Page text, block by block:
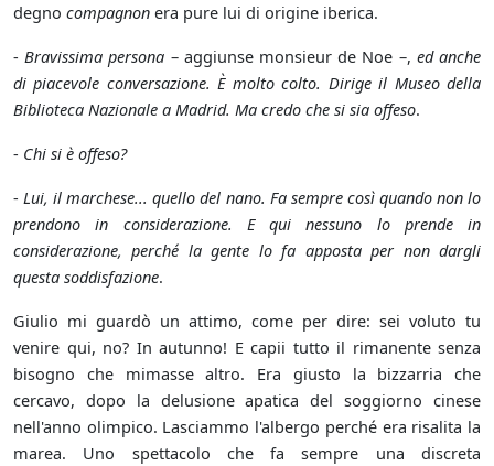
degno compagnon era pure lui di origine iberica.
-Bravissima persona – aggiunse monsieur de Noe –, ed anche
di piacevole conversazione. È molto colto. Dirige il Museo della
Biblioteca Nazionale a Madrid. Ma credo che si sia offeso.
- Chi si è offeso?
-Lui, il marchese... quello del nano. Fa sempre così quando non lo
prendono in considerazione. E qui nessuno lo prende in
considerazione, perché la gente lo fa apposta per non dargli
questa soddisfazione.
Giulio mi guardò un attimo, come per dire: sei voluto tu
venire qui, no? In autunno! E capii tutto il rimanente senza
bisogno che mimasse altro. Era giusto la bizzarria che
cercavo, dopo la delusione apatica del soggiorno cinese
nell'anno olimpico. Lasciammo l'albergo perché era risalita la
marea. Uno spettacolo che fa sempre una discreta